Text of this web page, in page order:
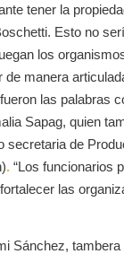
tener la
Esto no
los
de manera
las palabras
Sapag, quien
secretaria de
. “Los funcionarios
las
Sánchez,